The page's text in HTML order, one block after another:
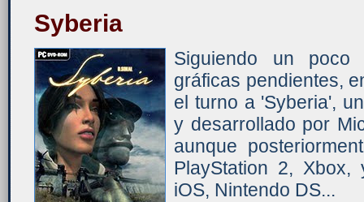
Syberia
Siguiendo un
gráficas pendientes,
el turno a 'Syberia',
y desarrollado por
aunque
PlayStation 2,
iOS, Nintendo DS...